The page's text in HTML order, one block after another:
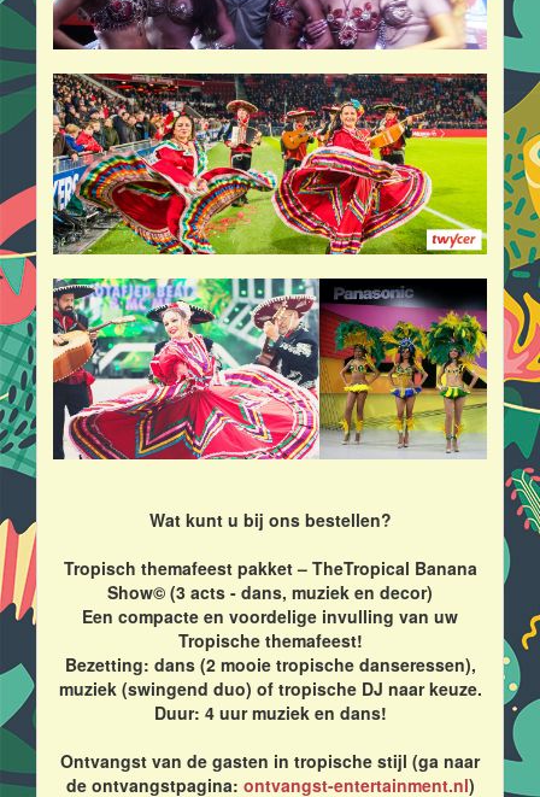
Wat kunt u bij ons bestellen?
Tropisch themafeest pakket – TheTropical Banana
Show© (3 acts - dans, muziek en decor)
Een compacte en voordelige invulling van uw
Tropische themafeest!
Bezetting: dans (2 mooie tropische danseressen),
muziek (swingend duo) of tropische DJ naar keuze.
Duur: 4 uur muziek en dans!
Ontvangst van de gasten in tropische stijl (ga naar
de ontvangstpagina: ontvangst-entertainment.nl)